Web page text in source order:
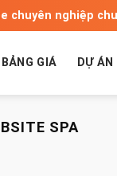
chuyên nghiệp
BẢNG GIÁ DỰ ÁN
SPA